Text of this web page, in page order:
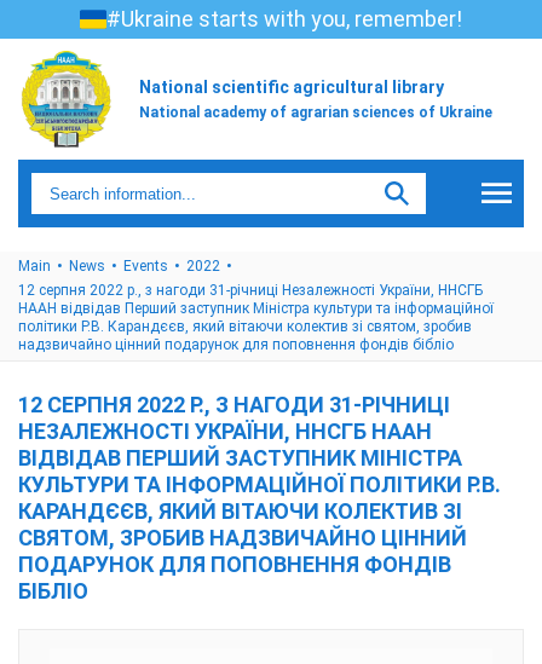
#Ukraine starts with you, remember!
National scientific agricultural library
National academy of agrarian sciences of Ukraine
Main News Events
2022
12 серпня 2022 р., з нагоди 31-річниці Незалежності України, ННСГБ
НААН відвідав Перший заступник Міністра культури та інформаційної
політики Р.В. Карандєєв, який вітаючи колектив зі святом, зробив
надзвичайно цінний подарунок для поповнення фондів бібліо
12 СЕРПНЯ 2022 Р., З НАГОДИ 31-РІЧНИЦІ
НЕЗАЛЕЖНОСТІ УКРАЇНИ, ННСГБ НААН
ВІДВІДАВ ПЕРШИЙ ЗАСТУПНИК МІНІСТРА
КУЛЬТУРИ ТА ІНФОРМАЦІЙНОЇ ПОЛІТИКИ Р.В.
КАРАНДЄЄВ, ЯКИЙ ВІТАЮЧИ КОЛЕКТИВ ЗІ
СВЯТОМ, ЗРОБИВ НАДЗВИЧАЙНО ЦІННИЙ
ПОДАРУНОК ДЛЯ ПОПОВНЕННЯ ФОНДІВ
БІБЛІО